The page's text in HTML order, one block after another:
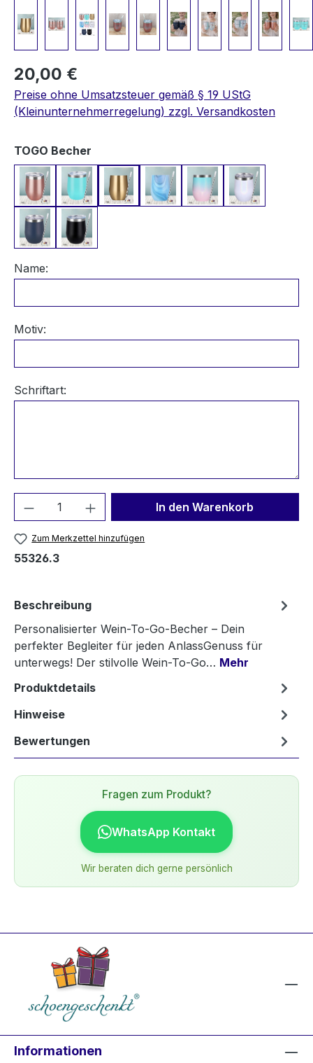
20,00 €
Preise ohne Umsatzsteuer gemäß § 19 UStG
(Kleinunternehmerregelung) zzgl. Versandkosten
TOGO Becher
RosegoldTürkis Champagner Gold
Blauer Marmor
Blau-RosaWeiß
DunkelblauSchwarz
Name:
Motiv:
Schriftart:
Produkt Anzahl: Gib denIn den Warenkorb
Zum Merkzettel hinzufügen
55326.3
Beschreibung
Personalisierter Wein-To-Go-Becher – Dein
perfekter Begleiter für jeden AnlassGenuss für
unterwegs! Der stilvolle Wein-To-Go… Mehr
Produktdetails
Hinweise
Bewertungen
Fragen zum Produkt?
WhatsApp Kontakt
Wir beraten dich gerne persönlich
Informationen